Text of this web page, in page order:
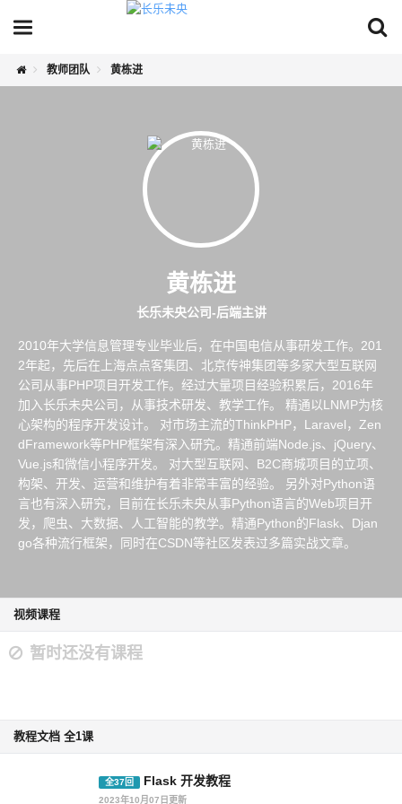
教师团队 黄栋进
黄栋进
长乐未央公司-后端主讲
2010年大学信息管理专业毕业后，在中国电信从事研发工作。201
2年起，先后在上海点点客集团、北京传神集团等多家大型互联网
公司从事PHP项目开发工作。经过大量项目经验积累后，2016年
加入长乐未央公司，从事技术研发、教学工作。 精通以LNMP为核
心架构的程序开发设计。 对市场主流的ThinkPHP，Laravel，Zen
dFramework等PHP框架有深入研究。精通前端Node.js、jQuery、
Vue.js和微信小程序开发。 对大型互联网、B2C商城项目的立项、
构架、开发、运营和维护有着非常丰富的经验。 另外对Python语
言也有深入研究，目前在长乐未央从事Python语言的Web项目开
发，爬虫、大数据、人工智能的教学。精通Python的Flask、Djan
go各种流行框架，同时在CSDN等社区发表过多篇实战文章。
视频课程
暂时还没有课程
教程文档 全1课
全37回 Flask 开发教程
2023年10月07日更新